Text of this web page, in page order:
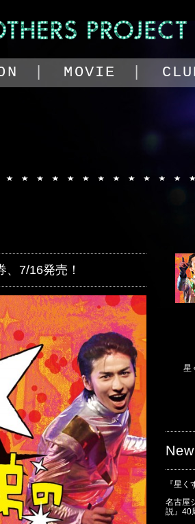
コンテンツへスキップ
MOVIE
7/16発売！
星
『星
名古屋
説』40